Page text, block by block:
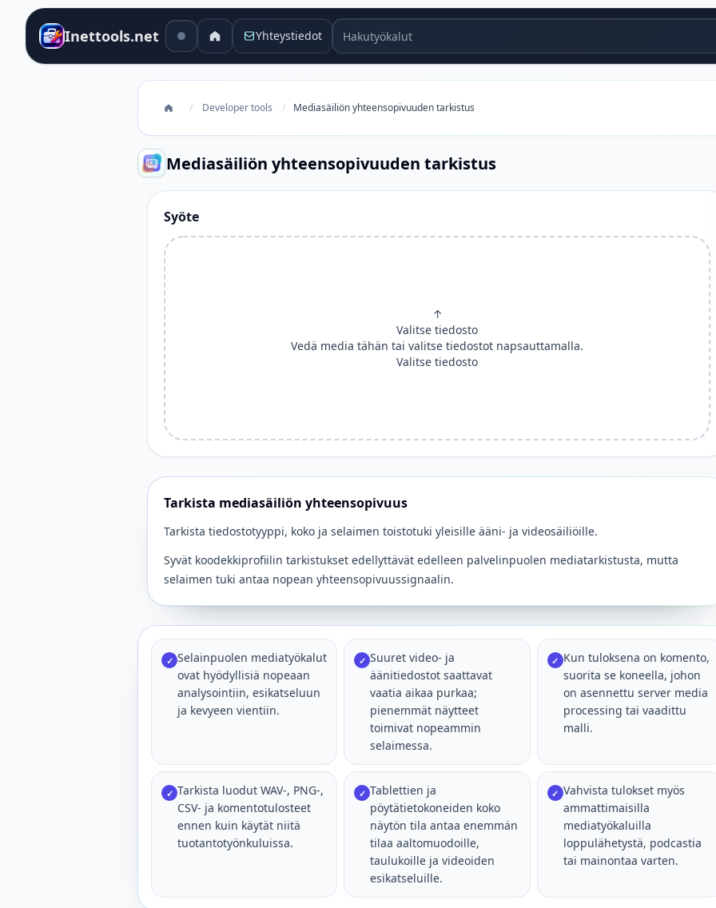
Inettools.net Yhteystiedot Hakutyökalut
/ Developer tools / Mediasäiliön yhteensopivuuden tarkistus
Mediasäiliön yhteensopivuuden tarkistus
Syöte
↑
Valitse tiedosto
Vedä media tähän tai valitse tiedostot napsauttamalla.
Valitse tiedosto
Tarkista mediasäiliön yhteensopivuus
Tarkista tiedostotyyppi, koko ja selaimen toistotuki yleisille ääni- ja videosäiliöille.
Syvät koodekkiprofiilin tarkistukset edellyttävät edelleen palvelinpuolen mediatarkistusta, mutta
selaimen tuki antaa nopean yhteensopivuussignaalin.
✓ Selainpuolen mediatyökalut
ovat hyödyllisiä nopeaan
analysointiin, esikatseluun
ja kevyeen vientiin.
✓ Suuret video- ja
äänitiedostot saattavat
vaatia aikaa purkaa;
pienemmät näytteet
toimivat nopeammin
selaimessa.
✓ Kun tuloksena on komento,
suorita se koneella, johon
on asennettu server media
processing tai vaadittu
malli.
✓ Tarkista luodut WAV-, PNG-,
CSV- ja komentotulosteet
ennen kuin käytät niitä
tuotantotyönkuluissa.
✓ Tablettien ja
pöytätietokoneiden koko
näytön tila antaa enemmän
tilaa aaltomuodoille,
taulukoille ja videoiden
esikatseluille.
✓ Vahvista tulokset myös
ammattimaisilla
mediatyökaluilla
loppulähetystä, podcastia
tai mainontaa varten.